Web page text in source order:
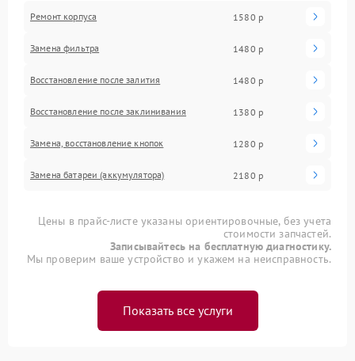
Ремонт корпуса 1580 р
Замена фильтра 1480 р
Восстановление после залития 1480 р
Восстановление после заклинивания 1380 р
Замена, восстановление кнопок 1280 р
Замена батареи (аккумулятора) 2180 р
Цены в прайс-листе указаны ориентировочные, без учета
стоимости запчастей.
Записывайтесь на бесплатную диагностику.
Мы проверим ваше устройство и укажем на неисправность.
Показать все услуги